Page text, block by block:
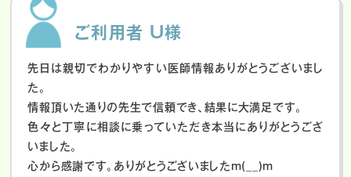
ご利用者 U様
先日は親切でわかりやすい医師情報ありがとうございまし
た。
情報頂いた通りの先生で信頼でき、結果に大満足です。
色々と丁寧に相談に乗っていただき本当にありがとうござ
いました。
心から感謝です。ありがとうございましたm(__)m